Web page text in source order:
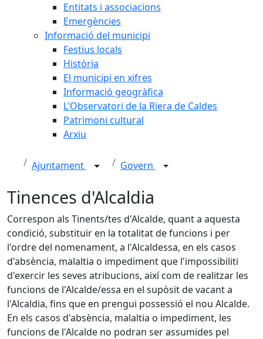
Entitats i associacions
Emergències
Informació del municipi
Festius locals
Història
El municipi en xifres
Informació geogràfica
L'Observatori de la Riera de Caldes
Patrimoni cultural
Arxiu
Ajuntament Govern
Tinences d'Alcaldia
Correspon als Tinents/tes d'Alcalde, quant a aquesta
condició, substituir en la totalitat de funcions i per
l'ordre del nomenament, a l'Alcaldessa, en els casos
d'absència, malaltia o impediment que l'impossibiliti
d'exercir les seves atribucions, així com de realitzar les
funcions de l'Alcalde/essa en el supòsit de vacant a
l'Alcaldia, fins que en prengui possessió el nou Alcalde.
En els casos d'absència, malaltia o impediment, les
funcions de l'Alcalde no podran ser assumides pel